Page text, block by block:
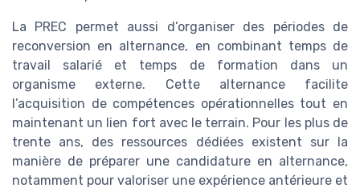
La PREC permet aussi d’organiser des périodes de
reconversion en alternance, en combinant temps de
travail salarié et temps de formation dans un
organisme externe. Cette alternance facilite
l’acquisition de compétences opérationnelles tout en
maintenant un lien fort avec le terrain. Pour les plus de
trente ans, des ressources dédiées existent sur la
manière de préparer une candidature en alternance,
notamment pour valoriser une expérience antérieure et